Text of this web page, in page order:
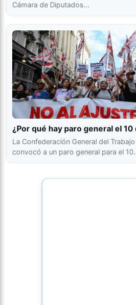
Cámara de Diputados…
¿Por qué hay paro general el 10
La Confederación General del
convocó a un paro general para el